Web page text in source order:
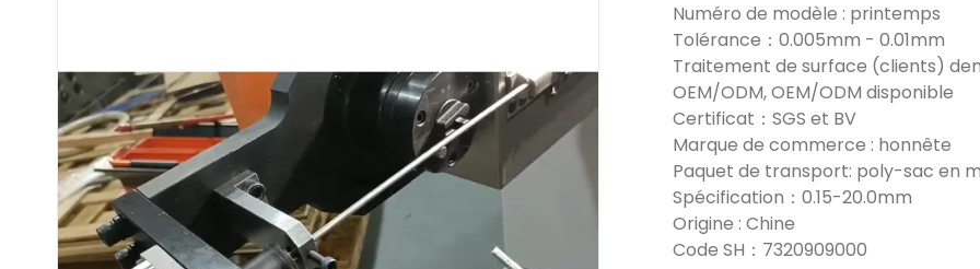
Numéro de modèle : printemps
Tolérance：0.005mm - 0.01mm
Traitement de surface (clients)
OEM/ODM, OEM/ODM disponible
Certificat：SGS et BV
Marque de commerce : honnête
Paquet de transport: poly-sac en
Spécification：0.15-20.0mm
Origine : Chine
Code SH：7320909000